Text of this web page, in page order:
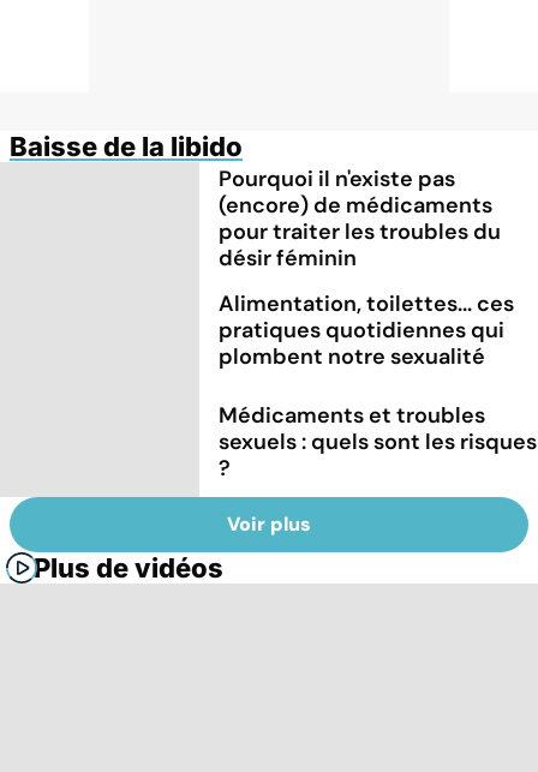
Baisse de la libido
Pourquoi il n'existe pas
(encore) de médicaments
pour traiter les troubles du
désir féminin
Alimentation, toilettes... ces
pratiques quotidiennes qui
plombent notre sexualité
Médicaments et troubles
sexuels : quels sont les risques
?
Voir plus
Plus de vidéos